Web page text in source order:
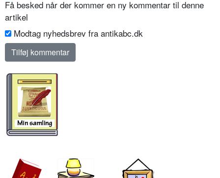
Få besked når der kommer en ny kommentar til denne
artikel
Modtag nyhedsbrev fra antikabc.dk